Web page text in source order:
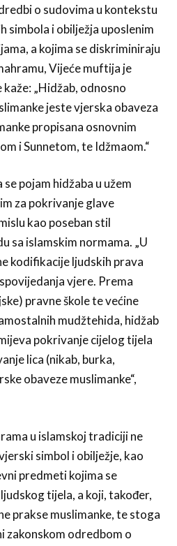
o sudovima u kontekstu
simbola i obilježja uposlenim
a kojima se diskriminiraju
Vijeće muftija je
„Hidžab, odnosno
jeste vjerska obaveza
propisana osnovnim
i Sunnetom, te Idžmaom.“
pojam hidžaba u užem
za pokrivanje glave
kao poseban stil
sa islamskim normama. „U
kodifikacije ljudskih prava
vjere. Prema
pravne škole te većine
mudžtehida, hidžab
pokrivanje cijelog tijela
lica (nikab, burka,
obaveze muslimanke“,
u islamskoj tradiciji ne
simbol i obilježje, kao
predmeti kojima se
tijela, a koji, također,
prakse muslimanke, te stoga
zakonskom odredbom o